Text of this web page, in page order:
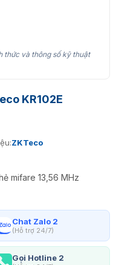
thức và thông số kỹ thuật
KR102E
ZKTeco
mifare 13,56 MHz
Chat Zalo 2
(Hỗ trợ 24/7)
Gọi Hotline 2